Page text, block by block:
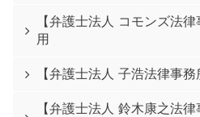
【弁護士法人 コモンズ法
用
【弁護士法人 子浩法律事
【弁護士法人 鈴木康之法